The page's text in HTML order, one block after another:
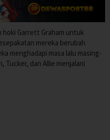
hoki Garrett Graham untuk
mereka berubah
menghadapi masa lalu masing-
Tucker, dan Allie menjalani